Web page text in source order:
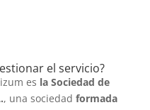
el servicio?
es la Sociedad de
, una sociedad formada